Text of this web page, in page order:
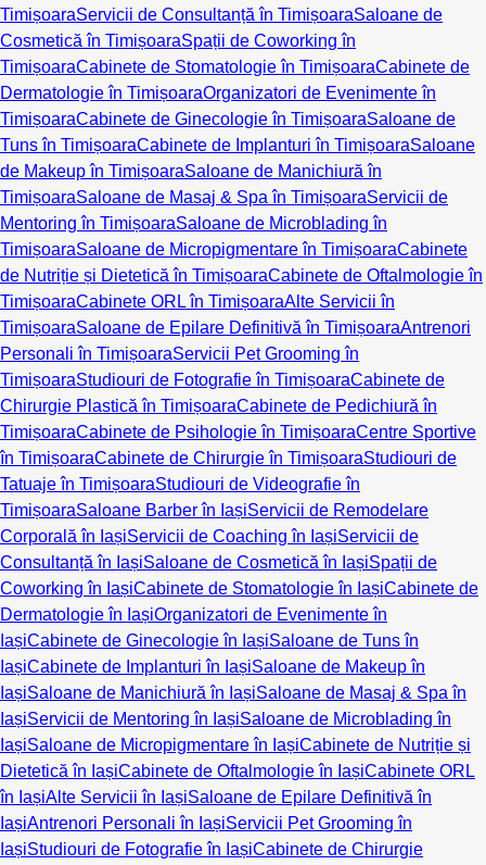
TimișoaraServicii de Consultanță în TimișoaraSaloane de
Cosmetică în TimișoaraSpații de Coworking în
TimișoaraCabinete de Stomatologie în TimișoaraCabinete de
Dermatologie în TimișoaraOrganizatori de Evenimente în
TimișoaraCabinete de Ginecologie în TimișoaraSaloane de
Tuns în TimișoaraCabinete de Implanturi în TimișoaraSaloane
de Makeup în TimișoaraSaloane de Manichiură în
TimișoaraSaloane de Masaj & Spa în TimișoaraServicii de
Mentoring în TimișoaraSaloane de Microblading în
TimișoaraSaloane de Micropigmentare în TimișoaraCabinete
de Nutriție și Dietetică în TimișoaraCabinete de Oftalmologie în
TimișoaraCabinete ORL în TimișoaraAlte Servicii în
TimișoaraSaloane de Epilare Definitivă în TimișoaraAntrenori
Personali în TimișoaraServicii Pet Grooming în
TimișoaraStudiouri de Fotografie în TimișoaraCabinete de
Chirurgie Plastică în TimișoaraCabinete de Pedichiură în
TimișoaraCabinete de Psihologie în TimișoaraCentre Sportive
în TimișoaraCabinete de Chirurgie în TimișoaraStudiouri de
Tatuaje în TimișoaraStudiouri de Videografie în
TimișoaraSaloane Barber în IașiServicii de Remodelare
Corporală în IașiServicii de Coaching în IașiServicii de
Consultanță în IașiSaloane de Cosmetică în IașiSpații de
Coworking în IașiCabinete de Stomatologie în IașiCabinete de
Dermatologie în IașiOrganizatori de Evenimente în
IașiCabinete de Ginecologie în IașiSaloane de Tuns în
IașiCabinete de Implanturi în IașiSaloane de Makeup în
IașiSaloane de Manichiură în IașiSaloane de Masaj & Spa în
IașiServicii de Mentoring în IașiSaloane de Microblading în
IașiSaloane de Micropigmentare în IașiCabinete de Nutriție și
Dietetică în IașiCabinete de Oftalmologie în IașiCabinete ORL
în IașiAlte Servicii în IașiSaloane de Epilare Definitivă în
IașiAntrenori Personali în IașiServicii Pet Grooming în
IașiStudiouri de Fotografie în IașiCabinete de Chirurgie